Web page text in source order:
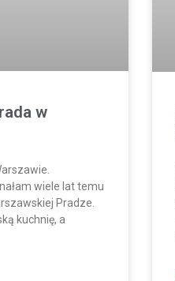
w
wiele lat temu
Pradze.
kuchnię, a